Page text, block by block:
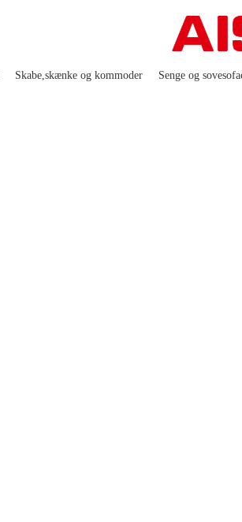
Skabe,skænke og kommoder Senge og